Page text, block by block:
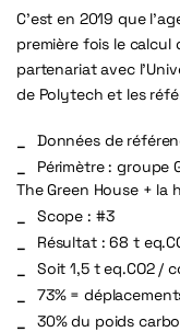
C’est en 2019 que
première fois le calcul
partenariat avec
de Polytech et les
Données de
Périmètre : groupe
The Green House + la
Scope : #3
Résultat :68 t
Soit 1,5 t eq.CO2 /
73% =
30% du poids